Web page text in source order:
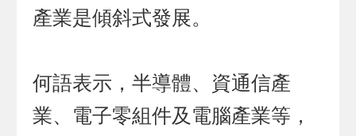
產業是傾斜式發展。
何語表示，半導體、資通信產
業、電子零組件及電腦產業等，